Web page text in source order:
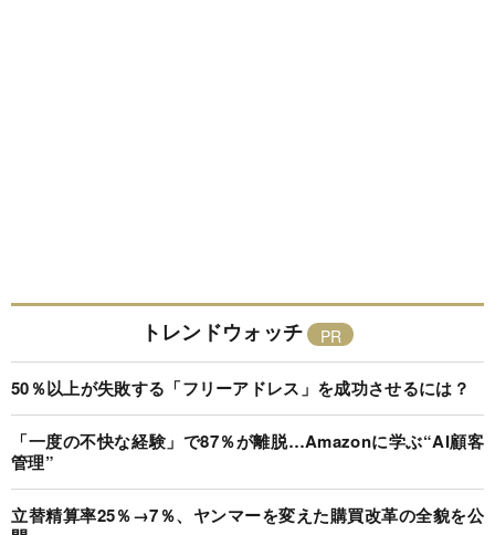
トレンドウォッチ
50％以上が失敗する「フリーアドレス」を成功させるには？
「一度の不快な経験」で87％が離脱…Amazonに学ぶ“AI顧客
管理”
立替精算率25％→7％、ヤンマーを変えた購買改革の全貌を公